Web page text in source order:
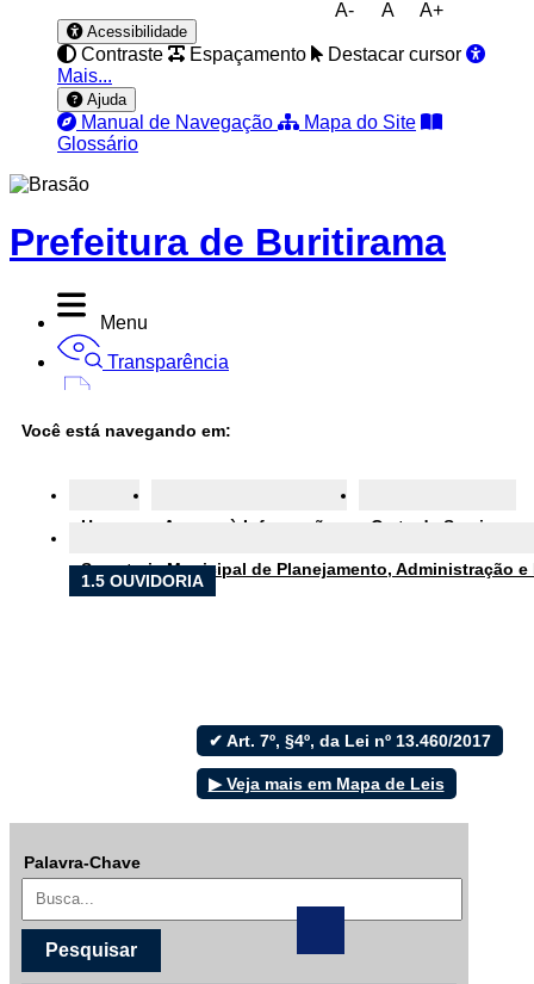
A- A A+
Acessibilidade
Contraste Espaçamento
Destacar cursor
Mais...
Ajuda
Manual de Navegação
Mapa do Site
Glossário
Prefeitura de Buritirama
Menu
Transparência
Ouvidoria
Acesso à Informação
Notícias
Secretarias
Servidor
Transparência
Turistas
Videos
Áudios
Você está navegando em:
Home Acesso à Informação Carta de Serviço
Secretaria Municipal de Planejamento, Administração e
1.5 OUVIDORIA
✔ Art. 7º, §4º, da Lei nº 13.460/2017
▶ Veja mais em Mapa de Leis
Palavra-Chave